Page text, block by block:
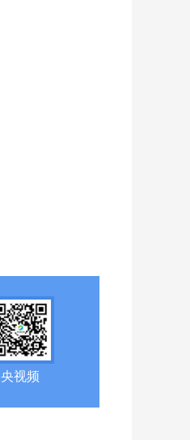
央视频